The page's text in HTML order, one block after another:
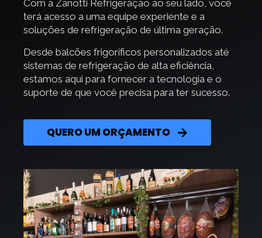
Com a Zanotti Refrigeração ao seu lado, você
terá acesso a uma equipe experiente e a
soluções de refrigeração de última geração.
Desde balcões frigoríficos personalizados até
sistemas de refrigeração de alta eficiência,
estamos aqui para fornecer a tecnologia e o
suporte de que você precisa para ter sucesso.
QUERO UM ORÇAMENTO